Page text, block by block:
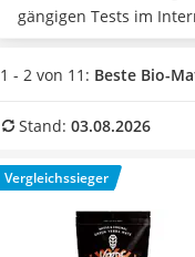
Irischer Whiskey
Grapefruitkernextrakt
Matcha-Set
MCT-Öl
Erythrit
Müsli ohne Zuckerzusatz
gängigen Tests im
den Bio-Produkten im
um die getrockneten
Mitteln behandelt.
Vergleichstabelle, um
erhalten. Überzeugt
das ModellVerde Mate
mit seinen
1 - 2 von 11: Beste Bio-
Stand: 03.08.2026
Vergleichssieger